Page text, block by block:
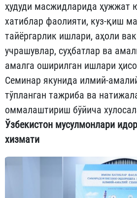
ҳудуди масжидларида ҳужжат
хатиблар фаолияти, куз-қиш
тайёргарлик ишлари, аҳоли
учрашувлар, суҳбатлар ва
амалга оширилган ишлари
Семинар якунида илмий-
тўпланган тажриба ва
оммалаштириш бўйича
Ўзбекистон мусулмонлари
хизмати